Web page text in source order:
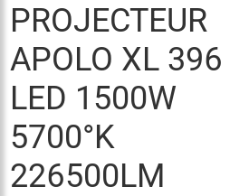
PROJECTEUR
APOLO XL 396
LED 1500W
5700°K
226500LM